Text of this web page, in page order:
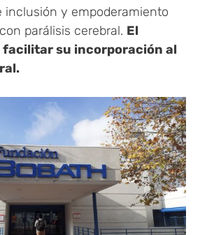
inclusión y empoderamiento
parálisis cerebral. El
su incorporación al